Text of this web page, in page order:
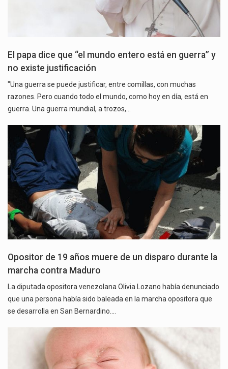
El papa dice que “el mundo entero está en guerra” y
no existe justificación
"Una guerra se puede justificar, entre comillas, con muchas
razones. Pero cuando todo el mundo, como hoy en día, está en
guerra. Una guerra mundial, a trozos,…
Opositor de 19 años muere de un disparo durante la
marcha contra Maduro
La diputada opositora venezolana Olivia Lozano había denunciado
que una persona había sido baleada en la marcha opositora que
se desarrolla en San Bernardino.…